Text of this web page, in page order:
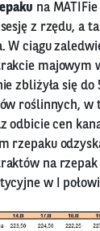
na
z rzędu, a
W ciągu
majowym
zbliżyła się do
roślinnych, w
odbicie cen
rzepaku
na
w I